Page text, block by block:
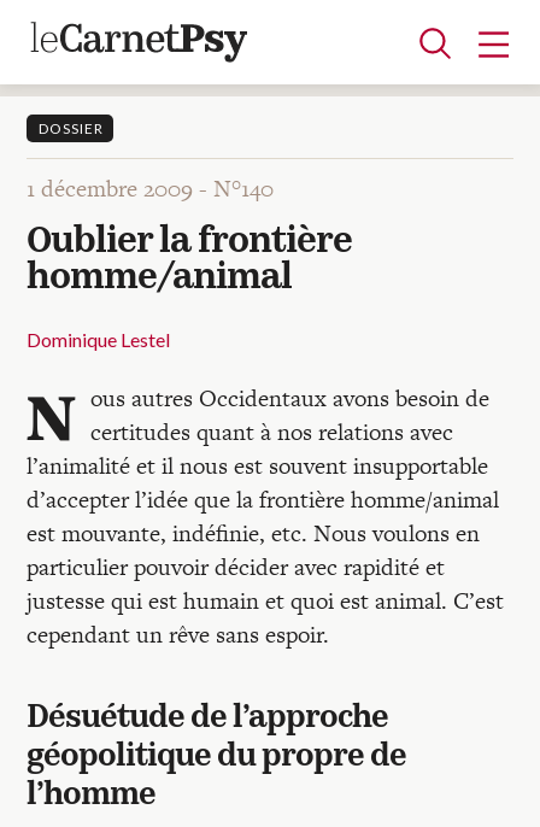
Articles
A la une
Adolescence
Dispositif
Enfance
Périnatalité
Psychanalyse
Psychopathologie
Soin
Dossiers
Blocs-notes
Recherches
Entretiens
Revues
Colloque
DOSSIER
1 décembre 2009 -N°140
Oublier la frontière
homme/animal
Dominique Lestel
N ous autres Occidentaux avons besoin de
certitudes quant à nos relations avec
l’animalité et il nous est souvent insupportable
d’accepter l’idée que la frontière homme/animal
est mouvante, indéfinie, etc. Nous voulons en
particulier pouvoir décider avec rapidité et
justesse qui est humain et quoi est animal. C’est
cependant un rêve sans espoir.
Désuétude de l’approche
géopolitique du propre de
l’homme